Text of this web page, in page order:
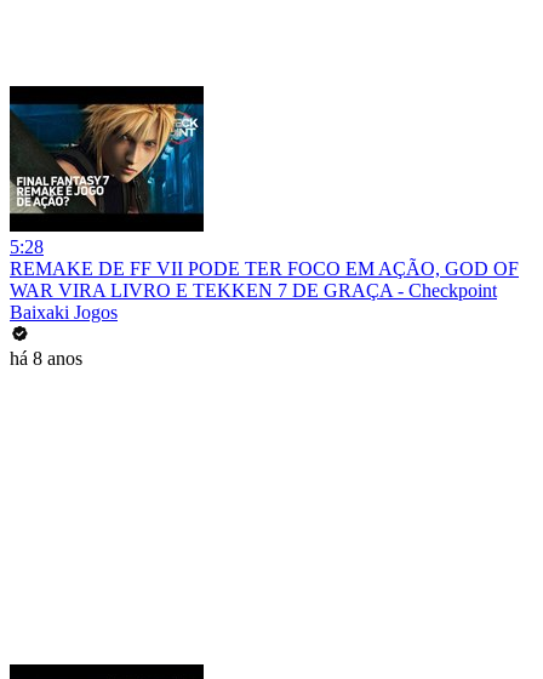
5:28
REMAKE DE FF VII PODE TER FOCO EM AÇÃO, GOD OF
WAR VIRA LIVRO E TEKKEN 7 DE GRAÇA - Checkpoint
Baixaki Jogos
há 8 anos